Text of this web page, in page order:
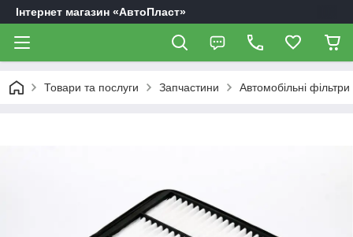
Інтернет магазин «АвтоПласт»
Товари та послуги Запчастини Автомобільні фільтри